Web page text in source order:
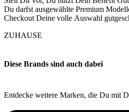
Du darfst ausgewählte Premium
Checkout Deine volle Auswahl
ZUHAUSE
Diese Brands sind auch dabei
Entdecke weitere Marken, die Du mit